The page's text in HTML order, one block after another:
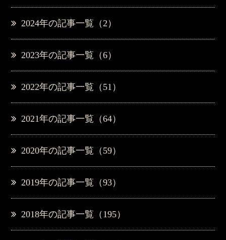
2024年の記事一覧（2）
2023年の記事一覧（6）
2022年の記事一覧（51）
2021年の記事一覧（64）
2020年の記事一覧（59）
2019年の記事一覧（93）
2018年の記事一覧（195）